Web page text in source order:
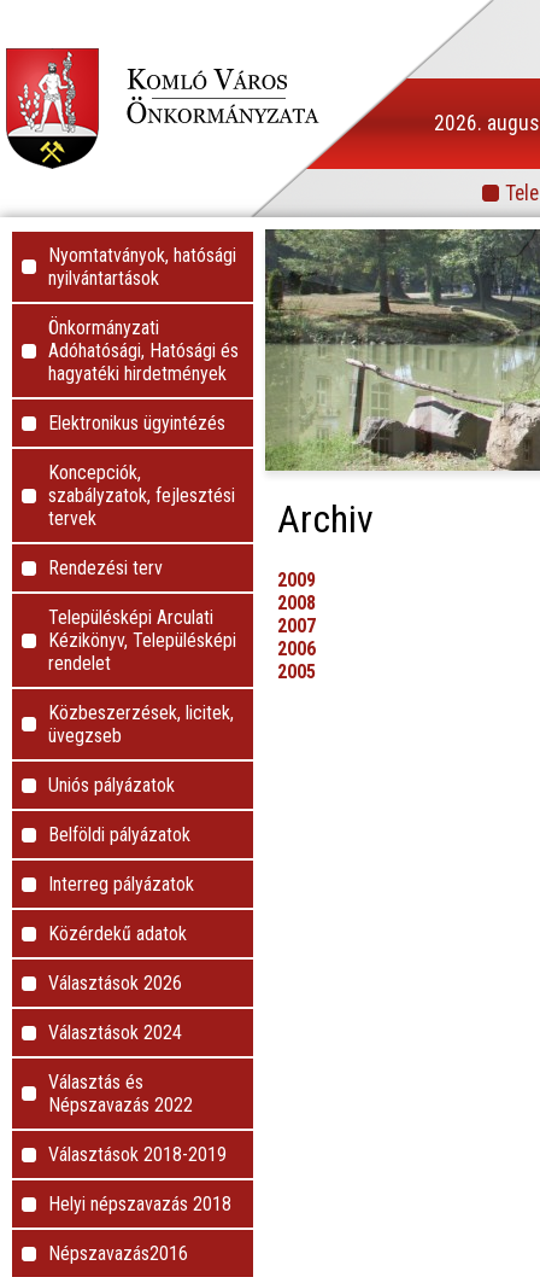
2026.
Nyomtatványok, hatósági
nyilvántartások
Önkormányzati
Adóhatósági, Hatósági és
hagyatéki hirdetmények
Elektronikus ügyintézés
Koncepciók,
szabályzatok, fejlesztési
tervek
Rendezési terv
Településképi Arculati
Kézikönyv, Településképi
rendelet
Közbeszerzések, licitek,
üvegzseb
Uniós pályázatok
Belföldi pályázatok
Interreg pályázatok
Közérdekű adatok
Választások 2026
Választások 2024
Választás és
Népszavazás 2022
Választások 2018-2019
Helyi népszavazás 2018
Népszavazás2016
Archiv
2009
2008
2007
2006
2005